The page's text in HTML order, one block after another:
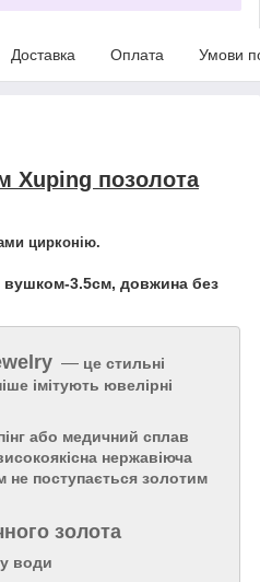
Доставка Оплата Умови
Xuping позолота
цирконію.
вушком-3.5см, довжина без
— це стильні
імітують ювелірні
або медичний сплав
нержавіюча
не поступається золотим
золота
води